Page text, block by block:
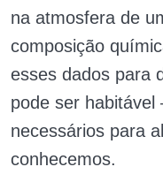
na atmosfera de
composição
esses dados para
pode ser
necessários para
conhecemos.